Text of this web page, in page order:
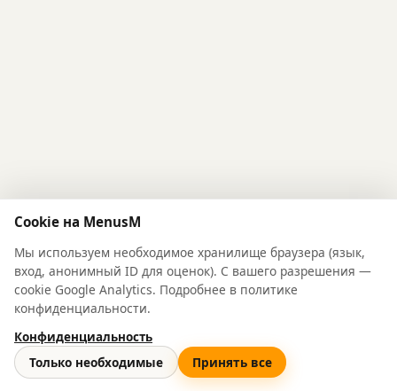
Cookie на MenusM
Мы используем необходимое хранилище браузера (язык,
вход, анонимный ID для оценок). С вашего разрешения —
cookie Google Analytics. Подробнее в политике
конфиденциальности.
Конфиденциальность
Только необходимые Принять все